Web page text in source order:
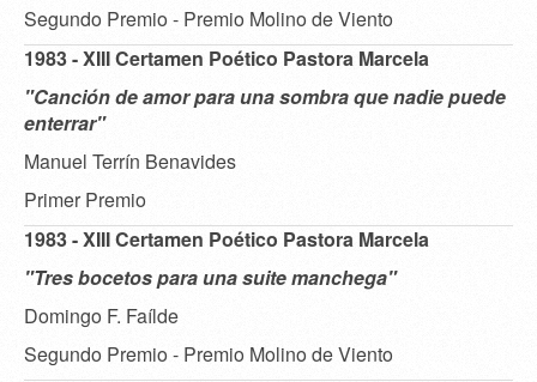
Segundo Premio - Premio Molino de Viento
1983 - XIII Certamen Poético Pastora Marcela
"Canción de amor para una sombra que nadie puede
enterrar"
Manuel Terrín Benavides
Primer Premio
1983 - XIII Certamen Poético Pastora Marcela
"Tres bocetos para una suite manchega"
Domingo F. Faílde
Segundo Premio - Premio Molino de Viento